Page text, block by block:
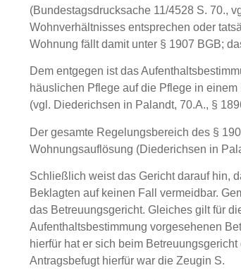
(Bundestagsdrucksache 11/4528 S. 70.,
Wohnverhältnisses entsprechen oder
Wohnung fällt damit unter § 1907 BGB;
Dem entgegen ist das
häuslichen Pflege auf die Pflege in
(vgl. Diederichsen in Palandt, 70.A., §
Der gesamte Regelungsbereich des §
Wohnungsauflösung (Diederichsen in
Schließlich weist das Gericht darauf hin,
Beklagten auf keinen Fall vermeidbar.
das Betreuungsgericht. Gleiches gilt für
Aufenthaltsbestimmung vorgesehenen
hierfür hat er sich beim
Antragsbefugt hierfür war die Zeugin S.